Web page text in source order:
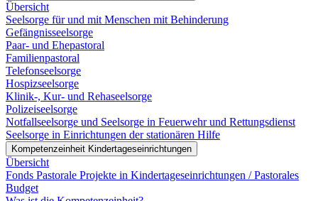
Übersicht
Seelsorge für und mit Menschen mit Behinderung
Gefängnisseelsorge
Paar- und Ehepastoral
Familienpastoral
Telefonseelsorge
Hospizseelsorge
Klinik-, Kur- und Rehaseelsorge
Polizeiseelsorge
Notfallseelsorge und Seelsorge in Feuerwehr und Rettungsdienst
Seelsorge in Einrichtungen der stationären Hilfe
Kompetenzeinheit Kindertageseinrichtungen
Übersicht
Fonds Pastorale Projekte in Kindertageseinrichtungen / Pastorales
Budget